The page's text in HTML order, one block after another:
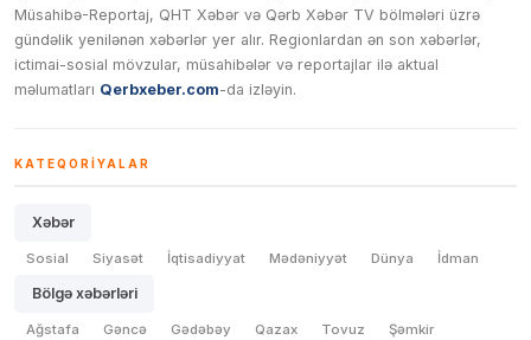
Müsahibə-Reportaj, QHT Xəbər və Qərb Xəbər TV bölmələri üzrə
gündəlik yenilənən xəbərlər yer alır. Regionlardan ən son xəbərlər,
ictimai-sosial mövzular, müsahibələr və reportajlar ilə aktual
məlumatları Qerbxeber.com-da izləyin.
KATEQORIYALAR
Xəbər
Sosial Siyasət İqtisadiyyat Mədəniyyət Dünya İdman
Bölgə xəbərləri
Ağstafa Gəncə Gədəbəy Qazax Tovuz Şəmkir